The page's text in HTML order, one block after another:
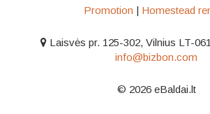
Promotion | Homestead
Laisvės pr. 125-302, Vilnius LT-
info@bizbon.com
© 2026 eBaldai.lt